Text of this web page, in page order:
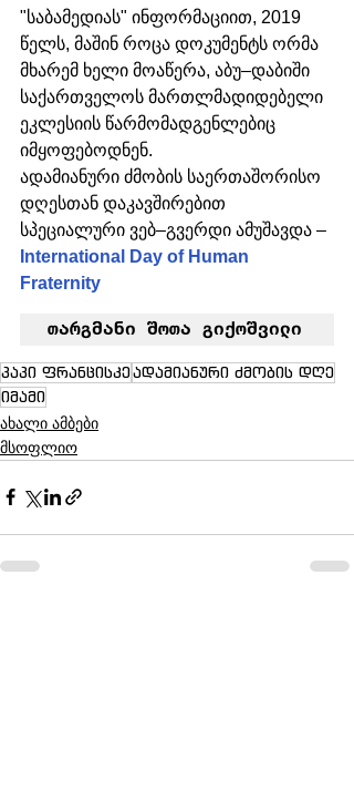
"საბამედიას" ინფორმაციით, 2019
წელს, მაშინ როცა დოკუმენტს ორმა
მხარემ ხელი მოაწერა, აბუ–დაბიში
საქართველოს მართლმადიდებელი
ეკლესიის წარმომადგენლებიც
იმყოფებოდნენ.
ადამიანური ძმობის საერთაშორისო
დღესთან დაკავშირებით
სპეციალური ვებ–გვერდი ამუშავდა –
International Day of Human
Fraternity
თარგმანი შოთა გიქოშვილი
პაპი ფრანცისკეადამიანური ძმობის დღე
იმამი
ახალი ამბები
მსოფლიო